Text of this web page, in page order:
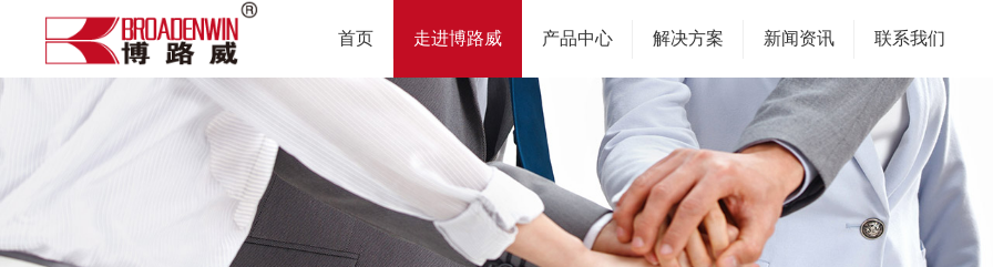
首页 走进博路威 产品中心 解决方案 新闻资讯 联系我们